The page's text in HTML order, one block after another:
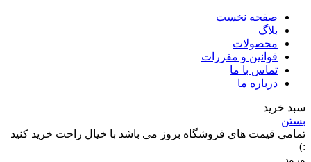
صفحه نخست
بلاگ
محصولات
قوانین و مقررات
تماس با ما
درباره ما
سبد خرید
بستن
تمامی قیمت های فروشگاه بروز می باشد با خیال راحت خرید کنید
:)